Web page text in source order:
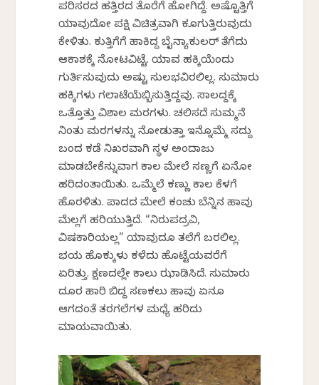
ಪರಿಸರದ ಹತ್ತಿರದ ತೊರೆಗೆ ಹೋಗಿದ್ದೆ. ಅಷ್ಟೊತ್ತಿಗೆ
ಯಾವುದೋ ಪಕ್ಷಿ ವಿಚಿತ್ರವಾಗಿ ಕೂಗುತ್ತಿರುವುದು
ಕೇಳಿತು. ಕುತ್ತಿಗೆಗೆ ಹಾಕಿದ್ದ ಬೈನ್ಯಾಕುಲರ್ ತೆಗೆದು
ಆಕಾಶಕ್ಕೆ ನೋಟವಿಟ್ಟೆ. ಯಾವ ಹಕ್ಕಿಯೆಂದು
ಗುರ್ತಿಸುವುದು ಅಷ್ಟು ಸುಲಭವಿರಲಿಲ್ಲ. ಸುಮಾರು
ಹಕ್ಕಿಗಳು ಗಲಾಟೆಯೆಬ್ಬಿಸುತ್ತಿದ್ದವು. ಸಾಲದ್ದಕ್ಕೆ
ಒತ್ತೊತ್ತು ವಿಶಾಲ ಮರಗಳು. ಚಲಿಸದೆ ಸುಮ್ಮನೆ
ನಿಂತು ಮರಗಳನ್ನು ನೋಡುತ್ತಾ ಇನ್ನೊಮ್ಮೆ ಸದ್ದು
ಬಂದ ಕಡೆ ನಿಖರವಾಗಿ ಸ್ಥಳ ಅಂದಾಜು
ಮಾಡಬೇಕೆನ್ನುವಾಗ ಕಾಲ ಮೇಲೆ ಸಣ್ಣಗೆ ಏನೋ
ಹರಿದಂತಾಯಿತು. ಒಮ್ಮೆಲೆ ಕಣ್ಣು ಕಾಲ ಕೆಳಗೆ
ಹೊರಳಿತು. ಪಾದದ ಮೇಲೆ ಕಂಚು ಬೆನ್ನಿನ ಹಾವು
ಮೆಲ್ಲಗೆ ಹರಿಯುತ್ತಿದೆ. “ನಿರುಪದ್ರವಿ,
ವಿಷಕಾರಿಯಲ್ಲ” ಯಾವುದೂ ತಲೆಗೆ ಬರಲಿಲ್ಲ.
ಭಯ ಹೊಕ್ಕುಳು ಕಳೆದು ಹೊಟ್ಟೆಯವರೆಗೆ
ಏರಿತ್ತು. ಕ್ಷಣದಲ್ಲೇ ಕಾಲು ಝಾಡಿಸಿದೆ. ಸುಮಾರು
ದೂರ ಹಾರಿ ಬಿದ್ದ ಸಣಕಲು ಹಾವು ಏನೂ
ಆಗದಂತೆ ತರಗಲೆಗಳ ಮಧ್ಯೆ ಹರಿದು
ಮಾಯವಾಯಿತು.